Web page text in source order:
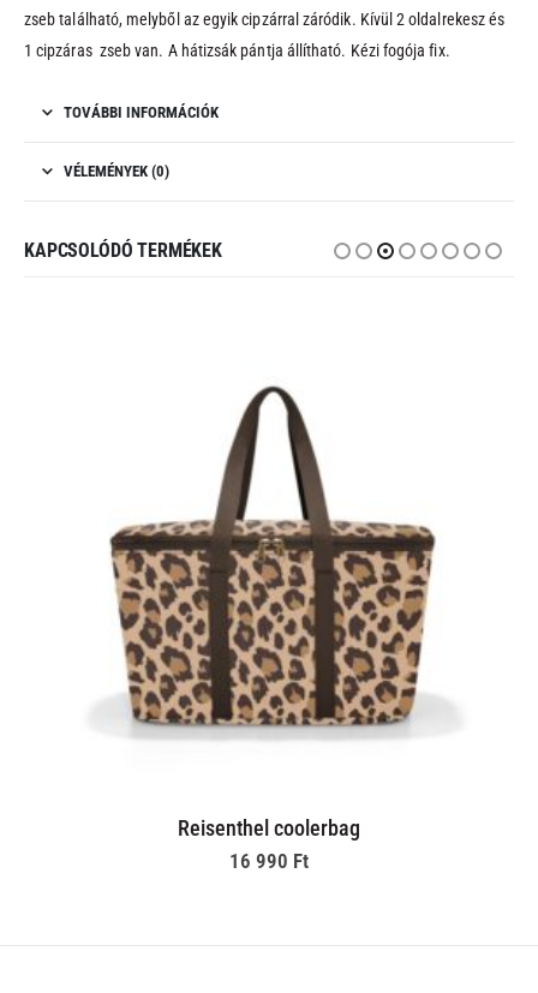
zseb található, melyből az egyik cipzárral záródik. Kívül 2 oldalrekesz és
1 cipzáras zseb van. A hátizsák pántja állítható. Kézi fogója fix.
TOVÁBBI INFORMÁCIÓK
VÉLEMÉNYEK (0)
KAPCSOLÓDÓ TERMÉKEK
Reisenthel coolerbag
16 990 Ft